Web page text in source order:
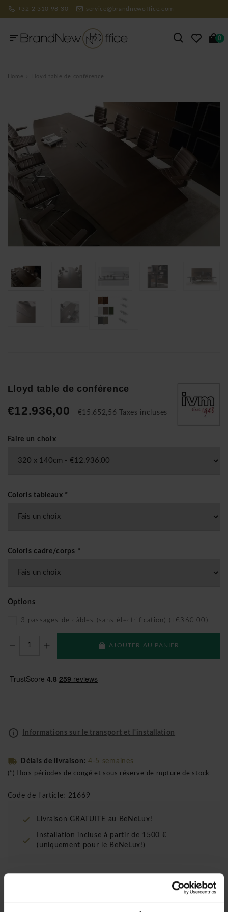
+32 2 310 98 30 service@brandnewoffice.com
0
Home Lloyd table de conférence
Lloyd table de conférence
€12.936,00 €15.652,56 Taxes incluses
Faire un choix
Coloris tableaux *
Coloris cadre/corps *
Options
3 passages de câbles (sans électrification) (+€360,00)
AJOUTER AU PANIER
Informations sur le transport et l'installation
Délais de livraison: 4-5 semaines
(*) Hors périodes de congé et sous réserve de rupture de stock
Code de l'article: 21669
Livraison GRATUITE au BeNeLux!
Installation incluse à partir de 1500 €
(uniquement pour le BeNeLux!)
Matériaux:Noyer EPFS / eucalyptus / laqué, structure